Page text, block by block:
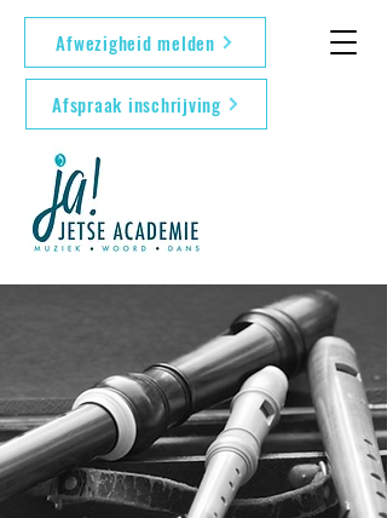
Afwezigheid melden
Afspraak inschrijving